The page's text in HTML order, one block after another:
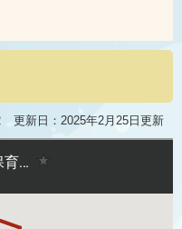
更新日：2025年2月25日更新